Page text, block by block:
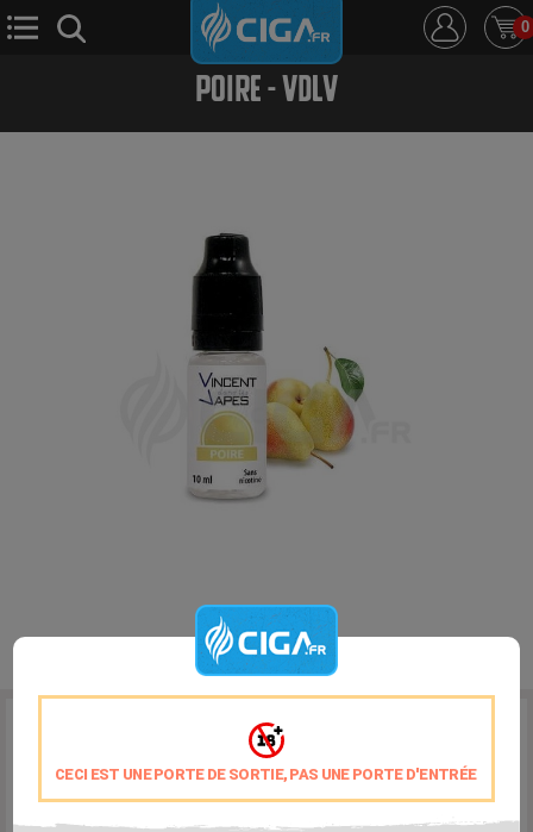
CECI EST UNE PORTE DE SORTIE, PAS UNE PORTE D'ENTRÉE
0
E-Liquide
POIRE - VDLV
Marque: VDLV
Un gout naturel de poire sucrée à point
Fabriqué à base d'arômes naturels de qualité